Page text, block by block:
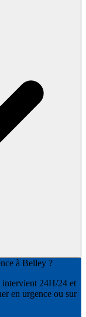
à Belley ?
24H/24 et
en urgence ou sur